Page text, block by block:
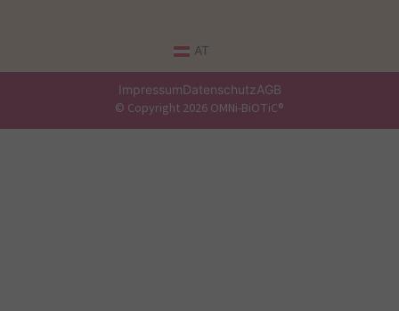
AT
ImpressumDatenschutzAGB
© Copyright 2026 OMNi-BiOTiC®